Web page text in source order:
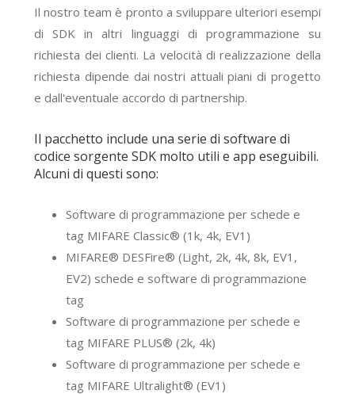
Il nostro team è pronto a sviluppare ulteriori esempi
di SDK in altri linguaggi di programmazione su
richiesta dei clienti. La velocità di realizzazione della
richiesta dipende dai nostri attuali piani di progetto
e dall'eventuale accordo di partnership.
Il pacchetto include una serie di software di
codice sorgente SDK molto utili e app eseguibili.
Alcuni di questi sono:
Software di programmazione per schede e
tag MIFARE Classic® (1k, 4k, EV1)
MIFARE® DESFire® (Light, 2k, 4k, 8k, EV1,
EV2) schede e software di programmazione
tag
Software di programmazione per schede e
tag MIFARE PLUS® (2k, 4k)
Software di programmazione per schede e
tag MIFARE Ultralight® (EV1)